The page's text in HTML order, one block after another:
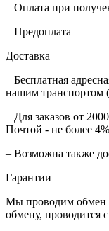
– Оплата при
– Предоплата
Доставка
– Бесплатная
нашим транспортом
– Для заказов от
Почтой - не более
– Возможна также
Гарантии
Мы проводим обмен
обмену, проводится